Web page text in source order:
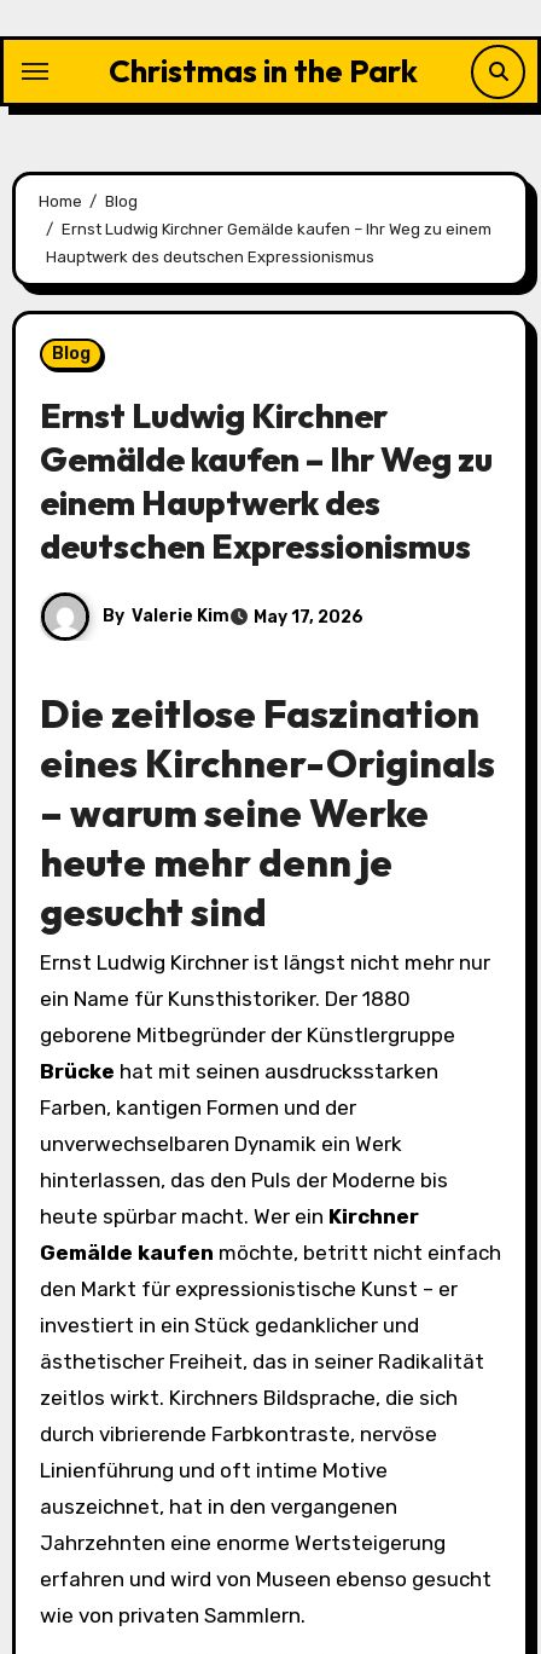
content
Christmas in the Park
Home
Blog
Ernst Ludwig Kirchner Gemälde kaufen – Ihr Weg zu einem
Hauptwerk des deutschen Expressionismus
Blog
Ernst Ludwig Kirchner
Gemälde kaufen – Ihr Weg zu
einem Hauptwerk des
deutschen Expressionismus
By Valerie Kim May 17, 2026
Die zeitlose Faszination
eines Kirchner-Originals
– warum seine Werke
heute mehr denn je
gesucht sind
Ernst Ludwig Kirchner ist längst nicht mehr nur
ein Name für Kunsthistoriker. Der 1880
geborene Mitbegründer der Künstlergruppe
Brücke hat mit seinen ausdrucksstarken
Farben, kantigen Formen und der
unverwechselbaren Dynamik ein Werk
hinterlassen, das den Puls der Moderne bis
heute spürbar macht. Wer ein Kirchner
Gemälde kaufen möchte, betritt nicht einfach
den Markt für expressionistische Kunst – er
investiert in ein Stück gedanklicher und
ästhetischer Freiheit, das in seiner Radikalität
zeitlos wirkt. Kirchners Bildsprache, die sich
durch vibrierende Farbkontraste, nervöse
Linienführung und oft intime Motive
auszeichnet, hat in den vergangenen
Jahrzehnten eine enorme Wertsteigerung
erfahren und wird von Museen ebenso gesucht
wie von privaten Sammlern.